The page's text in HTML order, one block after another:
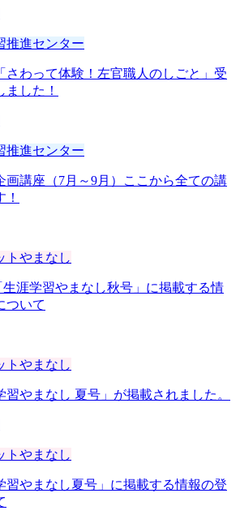
推進センター
さわって体験！左官職人のしごと」受
した！
推進センター
画講座（7月～9月）ここから全ての講
トやまなし
生涯学習やまなし秋号」に掲載する情
ついて
トやまなし
習やまなし 夏号」が掲載されました。
トやまなし
習やまなし夏号」に掲載する情報の登